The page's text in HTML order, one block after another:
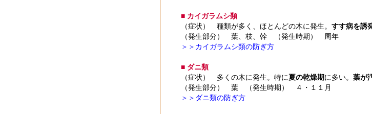
■ カイガラムシ類
（症状） 種類が多く、ほとんどの木に発生。 すす病を誘
（発生部分） 葉、枝、幹 （発生時期） 周年
＞＞カイガラムシ類の防ぎ方
■ ダニ類
（症状） 多くの木に発生。特に夏の乾燥期 に多い。 葉が
（発生部分） 葉 （発生時期） ４・１１月
＞＞ダニ類の防ぎ方